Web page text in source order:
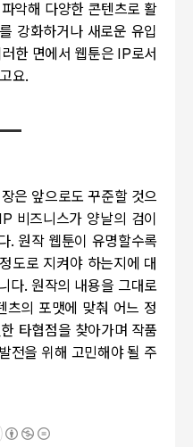
악해 다양한 콘텐츠로 활
강화하거나 새로운 유입
러한 면에서 웹툰은 IP로서
요.
은 앞으로도 꾸준할 것으
IP 비즈니스가 양날의 검이
.원작 웹툰이 유명할수록
도로 지켜야 하는지에 대
다. 원작의 내용을 그대로
츠의 포맷에 맞춰 어느 정
타협점을 찾아가며 작품
전을 위해 고민해야 될 주